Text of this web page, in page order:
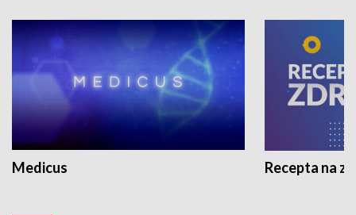
Medicus Recepta na